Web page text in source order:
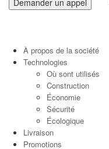
Demander un appel
À propos de la société
Technologies
Où sont utilisés
Construction
Économie
Sécurité
Écologique
Livraison
Promotions